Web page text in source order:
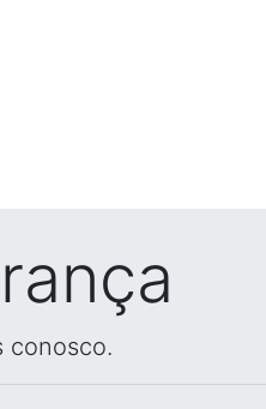
conosco.